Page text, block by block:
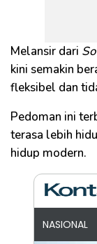
Melansir dari
kini semakin
fleksibel dan
Pedoman ini
terasa lebih
hidup modern.
NASIONAL